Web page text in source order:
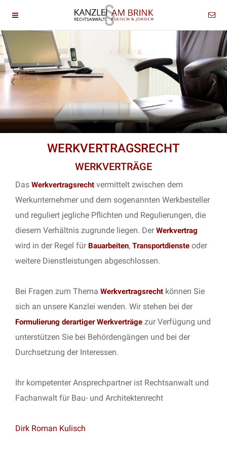
WERKVERTRAGSRECHT
WERKVERTRÄGE
Das Werkvertragsrecht vermittelt zwischen dem
Werkunternehmer und dem sogenannten Werkbesteller
und reguliert jegliche Pflichten und Regulierungen, die
diesem Verhältnis zugrunde liegen. DerWerkvertrag
wird in der Regel für Bauarbeiten, Transportdienste oder
weitere Dienstleistungen abgeschlossen.
Bei Fragen zum Thema Werkvertragsrecht können Sie
sich an unsere Kanzlei wenden. Wir stehen bei der
Formulierung derartiger Werkverträge zur Verfügung und
unterstützen Sie bei Behördengängen und bei der
Durchsetzung der Interessen.
Ihr kompetenter Ansprechpartner ist Rechtsanwalt und
Fachanwalt für Bau- und Architektenrecht
Dirk Roman Kulisch